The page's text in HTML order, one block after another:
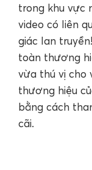
trong khu vực
video có liên
giác lan
toàn thương
vừa thú vị cho
thương hiệu
bằng cách
cãi.